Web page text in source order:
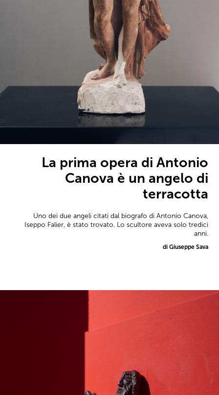
La prima opera di Antonio
Canova è un angelo di
terracotta
Uno dei due angeli citati dal biografo di Antonio Canova,
Iseppo Falier, è stato trovato. Lo scultore aveva solo tredici
anni.
di Giuseppe Sava